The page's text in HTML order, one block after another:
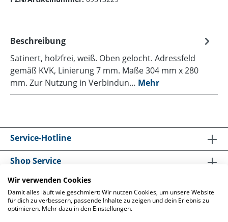
Beschreibung
Satinert, holzfrei, weiß. Oben gelocht. Adressfeld
gemäß KVK, Linierung 7 mm. Maße 304 mm x 280
mm. Zur Nutzung in Verbindun… Mehr
Service-Hotline
Shop Service
Informationen
Wir verwenden Cookies
Damit alles läuft wie geschmiert: Wir nutzen Cookies, um unsere Website
für dich zu verbessern, passende Inhalte zu zeigen und dein Erlebnis zu
optimieren. Mehr dazu in den Einstellungen.